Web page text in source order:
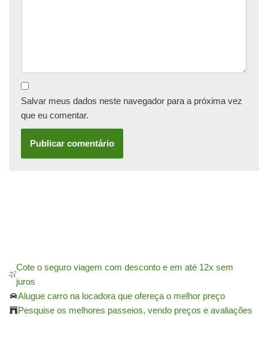
Salvar meus dados neste navegador para a próxima vez
que eu comentar.
Cote o seguro viagem com desconto e em até 12x sem
juros
Alugue carro na locadora que ofereça o melhor preço
Pesquise os melhores passeios, vendo preços e avaliações